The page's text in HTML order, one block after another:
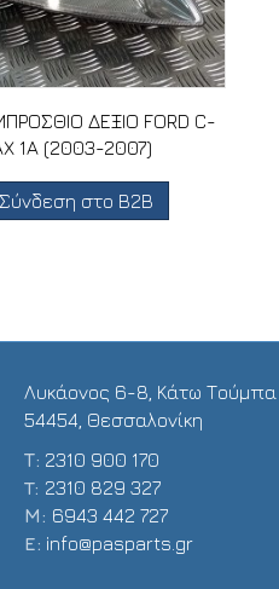
ΔΕΞΙΟ FORD C-
1A (2003-2007)
Σύνδεση στο B2B
Λυκάονος 6-8, Κάτω Τούμπα
54454, Θεσσαλονίκη
Τ: 2310 900 170
T: 2310 829 327
Μ: 6943 442 727
E: info@pasparts.gr